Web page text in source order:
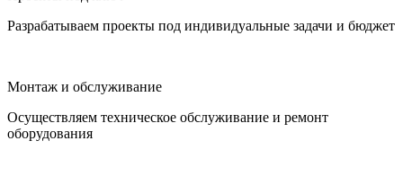
Разрабатываем проекты под индивидуальные задачи и бюджет
Монтаж и обслуживание
Осуществляем техническое обслуживание и ремонт
оборудования